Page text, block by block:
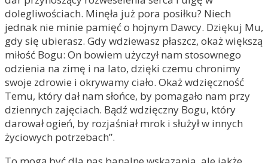
dolegliwościach. Minęła już pora posiłku? Niech
jednak nie minie pamięć o hojnym Dawcy. Dziękuj Mu,
gdy się ubierasz. Gdy wdziewasz płaszcz, okaż większą
miłość Bogu: On bowiem użyczył nam stosownego
odzienia na zimę i na lato, dzięki czemu chronimy
swoje zdrowie i okrywamy ciało. Okaż wdzięczność
Temu, który dał nam słońce, by pomagało nam przy
dziennych zajęciach. Bądź wdzięczny Bogu, który
darował ogień, by rozjaśniał mrok i służył w innych
życiowych potrzebach”.